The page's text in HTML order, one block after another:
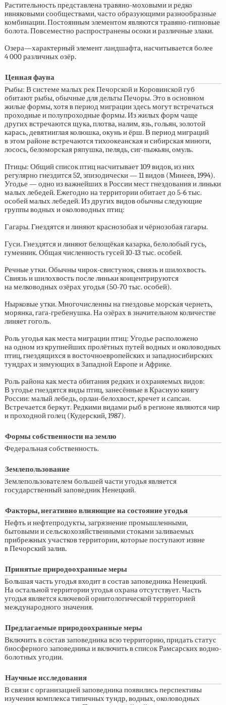
Растительность представлена травяно-моховыми и редко
ивняковыми сообществами, часто образующими разнообразные
комбинации. Постоянным элементом являются травяно-гипновые
болота. Повсеместно распространены осоки и различные злаки.
Озера—характерный элемент ландшафта, насчитывается более
4 000 различных озёр.
Ценная фауна
Рыбы: В системе малых рек Печорской и Коровинской губ
обитают рыбы, обычные для дельты Печоры. Это в основном
жилые формы, хотя в период миграции здесь могут встречаться
проходные и полупроходные формы. Из жилых форм чаще
других встречаются щука, плотва, налим, язь, гольян, золотой
карась, девятииглая колюшка, окунь и ёрш. В период миграций
в этом районе встречаются тихоокеанская и сибирская миноги,
лосось, беломорская ряпушка, пелядь, сиг-пыжьян, омуль.
Птицы: Общий список птиц насчитывает 109 видов, из них
регулярно гнездится 52, эпизодически — 11 видов (Минеев, 1994).
Угодье — одно из важнейших в России мест гнездования и линьки
малых лебедей. Ежегодно на территории обитает до 5-6 тыс.
особей малых лебедей. Из других видов обычны следующие
группы водных и околоводных птиц:
Гагары. Гнездятся и линяют краснозобая и чёрнозобая гагары.
Гуси. Гнездятся и линяют белощёкая казарка, белолобый гусь,
гуменник. Общая численность гусей10-13 тыс.особей.
Речные утки. Обычны чирок-свистунок, свиязь и шилохвость.
Свиязь и шилохвость после линьки концентрируются
на мелководных озёрах угодья (50-70 тыс.особей).
Нырковые утки. Многочисленны на гнездовье морская чернеть,
морянка, гага-гребенушка. На озёрах в значительном количестве
линяет гоголь.
Роль угодья как места миграции птиц: Угодье расположено
на одном из крупнейших пролётных путей водных и околоводных
птиц, гнездящихся в восточноевропейских и западносибирских
тундрах и зимующих в Западной Европе и Африке.
Роль района как места обитания редких и охраняемых видов:
В угодье гнездятся виды птиц, занесённые в Красную книгу
России: малый лебедь, орлан-белохвост, кречет и сапсан.
Встречается беркут. Редкими видами рыб в регионе являются чир
и проходной голец (Кудерский, 1987).
Формы собственности на землю
Федеральная собственность.
Землепользование
Землепользователем большей части угодья является
государственный заповедник Ненецкий.
Факторы, негативно влияющие на состояние угодья
Нефть и нефтепродукты, загрязнение промышленными,
бытовыми и сельскохозяйственными стоками заливаемых
прибрежных участков территории, которые поступают извне
в Печорский залив.
Принятые природоохранные меры
Большая часть угодья входит в состав заповедника Ненецкий.
На остальной территории угодья охрана отсутствует. Часть
угодья является ключевой орнитологической территорией
международного значения.
Предлагаемые природоохранные меры
Включить в состав заповедника всю территорию, придать статус
биосферного заповедника и включить в список Рамсарских водно-
болотных угодии.
Научные исследования
В связи с организацией заповедника появились перспективы
изучения комплекса типичных тундр, водных, околоводных